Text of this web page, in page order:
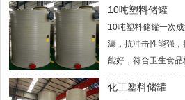
10吨塑料储罐
10吨塑料储罐一次
漏，抗冲击性能强
能好，符合卫生食品
化工塑料储罐